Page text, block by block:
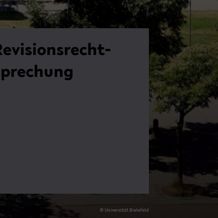
© Uni­ver­si­tät Bie­le­feld